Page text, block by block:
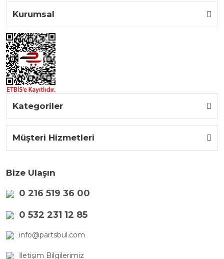
Kurumsal
Kategoriler
Müşteri Hizmetleri
Bize Ulaşın
0 216 519 36 00
0 532 231 12 85
info@partsbul.com
İletişim Bilgilerimiz